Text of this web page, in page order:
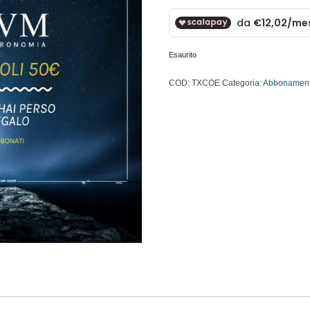
originale
77,31 €.48,08
Esaurito
COD:TXCOE Categoria: